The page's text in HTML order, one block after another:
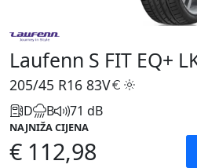
Laufenn S FIT EQ+
205/45 R16 83V
D B 71 dB
NAJNIŽA CIJENA
€ 112,98